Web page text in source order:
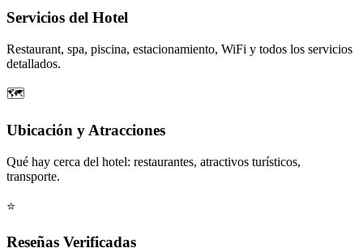
Servicios del Hotel
Restaurant, spa, piscina, estacionamiento, WiFi y todos los servicios
detallados.
🗺️
Ubicación y Atracciones
Qué hay cerca del hotel: restaurantes, atractivos turísticos,
transporte.
⭐
Reseñas Verificadas